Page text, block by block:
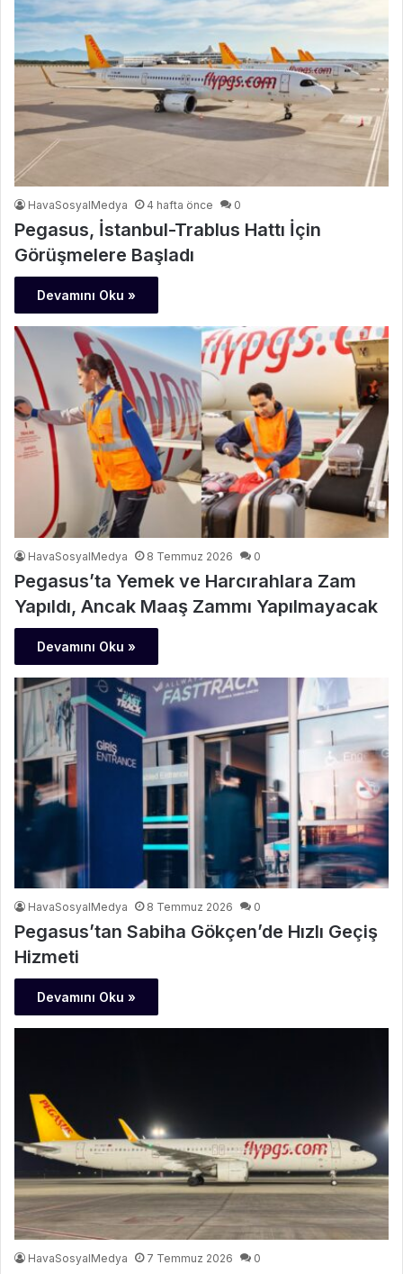
HavaSosyalMedya 4 hafta önce 0
Pegasus, İstanbul-Trablus Hattı İçin
Görüşmelere Başladı
Devamını Oku »
HavaSosyalMedya 8 Temmuz 2026 0
Pegasus’ta Yemek ve Harcırahlara Zam
Yapıldı, Ancak Maaş Zammı Yapılmayacak
Devamını Oku »
HavaSosyalMedya 8 Temmuz 2026 0
Pegasus’tan Sabiha Gökçen’de Hızlı Geçiş
Hizmeti
Devamını Oku »
HavaSosyalMedya 7 Temmuz 2026 0